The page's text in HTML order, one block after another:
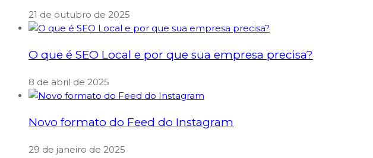
21 de outubro de 2025
O que é SEO Local e por que sua empresa precisa?
8 de abril de 2025
Novo formato do Feed do Instagram
29 de janeiro de 2025